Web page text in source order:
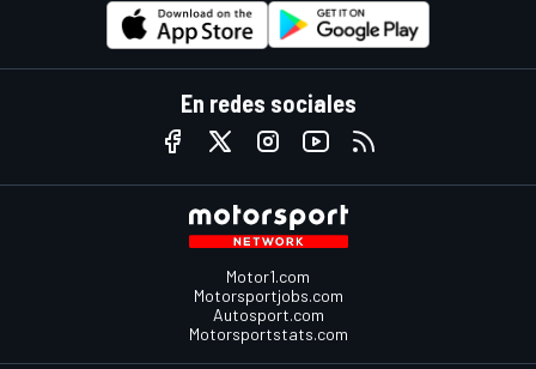
En redes sociales
Motor1.com
Motorsportjobs.com
Autosport.com
Motorsportstats.com